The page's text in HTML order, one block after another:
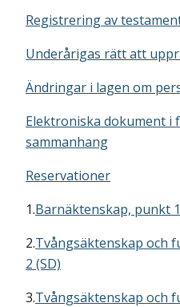
Registrering av
Underårigas rätt att
Ändringar i lagen om
Elektroniska dokument i
sammanhang
Reservationer
1.Barnäktenskap, punkt 1
2.Tvångsäktenskap och
2 (SD)
3.Tvångsäktenskap och